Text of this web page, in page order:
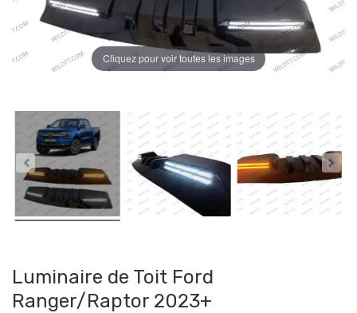
Cliquez pour voir toutes les images
Luminaire de Toit Ford
Ranger/Raptor 2023+